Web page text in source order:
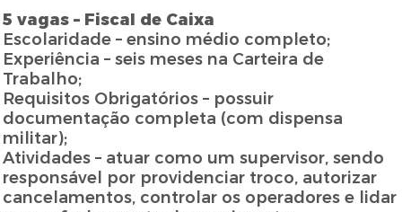
5 vagas – Fiscal de Caixa
Escolaridade – ensino médio completo;
Experiência – seis meses na Carteira de
Trabalho;
Requisitos Obrigatórios – possuir
documentação completa (com dispensa
militar);
Atividades – atuar como um supervisor, sendo
responsável por providenciar troco, autorizar
cancelamentos, controlar os operadores e lidar